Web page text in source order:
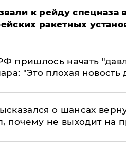
к рейду
ракетных
пришлось начать
"Это плохая новость
о шансах
почему не выходит на